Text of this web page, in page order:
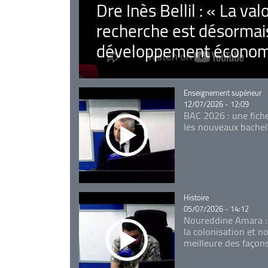
Dre Inès Bellil : « La
recherche est
développement
Catégorie
Enseignement supérieur
12/07/2026 - 12:09
BAC 2026 : une
les nouveaux
Catégorie
Histoire
05/07/2026 - 14:12
Noureddine Amara
la colonisation et
meilleure des